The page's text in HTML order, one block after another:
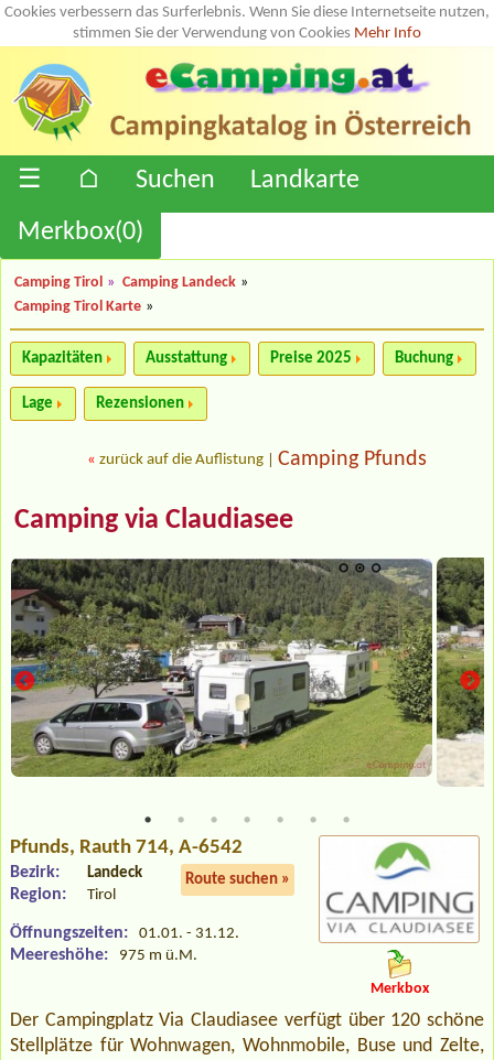
Cookies verbessern das Surferlebnis. Wenn Sie diese Internetseite nutzen,
stimmen Sie der Verwendung von Cookies Mehr Info
☰ ⌂ Suchen
Landkarte
Merkbox(0)
Camping Tirol » Camping Landeck »
Camping Tirol Karte »
Kapazitäten Ausstattung Preise 2025 Buchung
Lage Rezensionen
« zurück auf die Auflistung Camping Pfunds
Camping via Claudiasee
Pfunds, Rauth 714, A-6542
Route suchen »
Bezirk: Landeck
Region: Tirol
Öffnungszeiten: 01.01. - 31.12.
Meereshöhe: 975 m ü.M.
Merkbox
Der Campingplatz Via Claudiasee verfügt über 120 schöne
Stellplätze für Wohnwagen, Wohnmobile, Buse und Zelte,